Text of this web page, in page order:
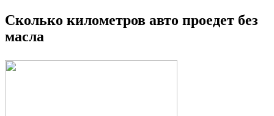
Сколько километров авто проедет без
масла